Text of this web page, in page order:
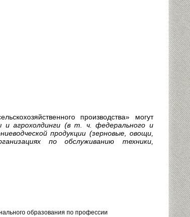
производства» могут
и агрохолдинги (в т. ч. федерального и
продукции (зерновые, овощи,
по обслуживанию техники,
образования по профессии